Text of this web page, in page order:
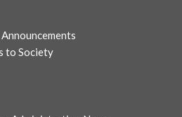
to Society